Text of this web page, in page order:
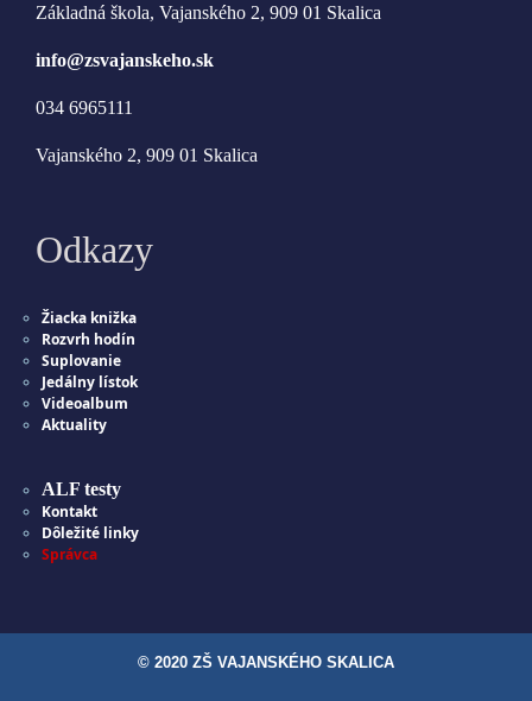
Základná škola, Vajanského 2, 909 01 Skalica
info@zsvajanskeho.sk
034 6965111
Vajanského 2, 909 01 Skalica
Odkazy
Žiacka knižka
Rozvrh hodín
Suplovanie
Jedálny lístok
Videoalbum
Aktuality
ALF testy
Kontakt
Dôležité linky
Správca
© 2020 ZŠ VAJANSKÉHO SKALICA